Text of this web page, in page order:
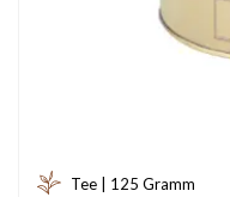
Tee | 125 Gramm